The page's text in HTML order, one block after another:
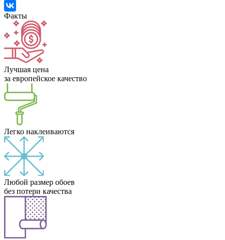
Факты
Лучшая цена
за европейское качество
Легко наклеиваются
Любой размер обоев
без потери качества